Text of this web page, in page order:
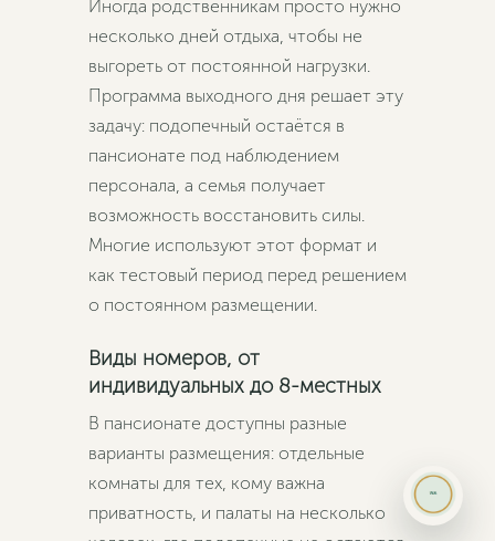
Иногда родственникам просто нужно
несколько дней отдыха, чтобы не
выгореть от постоянной нагрузки.
Программа выходного дня решает эту
задачу: подопечный остаётся в
пансионате под наблюдением
персонала, а семья получает
возможность восстановить силы.
Многие используют этот формат и
как тестовый период перед решением
о постоянном размещении.
Виды номеров, от
индивидуальных до 8-местных
В пансионате доступны разные
варианты размещения: отдельные
комнаты для тех, кому важна
приватность, и палаты на несколько